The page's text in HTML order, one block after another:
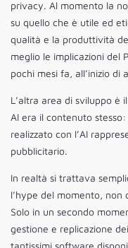
privacy. Al momento la
su quello che è utile ed
qualità e la produttività
meglio le implicazioni del
pochi mesi fa, all’inizio di
L’altra area di sviluppo è il
AI era il contenuto
realizzato con l’AI
pubblicitario.
In realtà si trattava
l’hype del momento, non
Solo in un secondo
gestione e replicazione
tantissimi software